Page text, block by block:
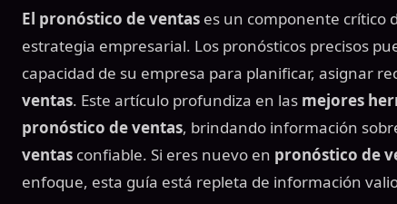
El pronóstico de ventas es un componente crítico
estrategia empresarial. Los pronósticos precisos
capacidad de su empresa para planificar, asignar
ventas. Este artículo profundiza en las mejores
pronóstico de ventas, brindando información
ventas confiable. Si eres nuevo en pronóstico de
enfoque, esta guía está repleta de información